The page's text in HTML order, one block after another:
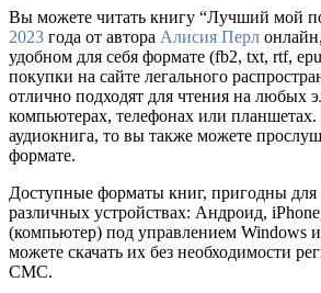
Вы можете читать книгу “Лучший мой
2023 года от автора Алисия Перл
удобном для себя формате (fb2, txt, rtf,
покупки на сайте легального
отлично подходят для чтения на любых
компьютерах, телефонах или планшетах.
аудиокнига, то вы также можете
формате.
Доступные форматы книг, пригодны для
различных устройствах: Андроид,
(компьютер) под управлением Windows
можете скачать их без необходимости
СМС.